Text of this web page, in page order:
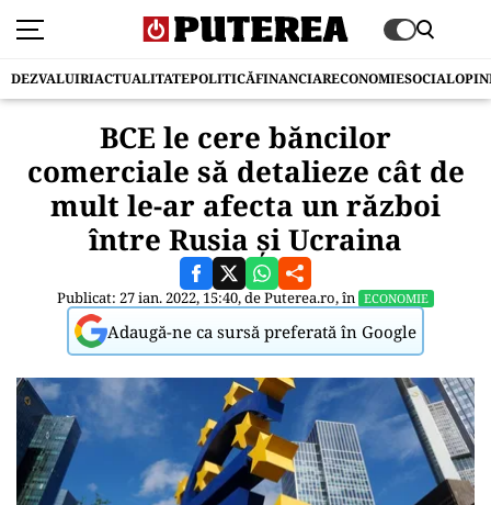
DEZVALUIRIACTUALITATEPOLITICĂFINANCIARECONOMIESOCIAL
BCE le cere băncilor
comerciale să detalieze cât de
mult le-ar afecta un război
între Rusia și Ucraina
Publicat: 27 ian. 2022, 15:40, dePuterea.ro, în ECONOMIE
Adaugă-ne ca sursă preferată în Google